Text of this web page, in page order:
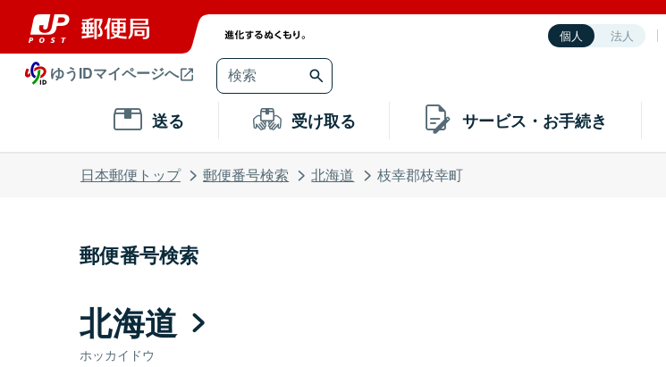
個人 法人
ゆうIDマイページへ
送る 受け取る サービス・お手続き
日本郵便トップ 郵便番号検索 北海道 枝幸郡枝幸町
郵便番号検索
北海道
ホッカイドウ